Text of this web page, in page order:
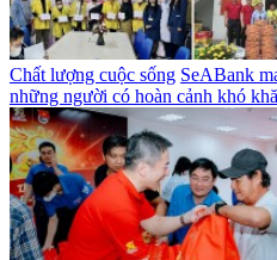
Chất lượng cuộc sống SeABank
những người có hoàn cảnh khó